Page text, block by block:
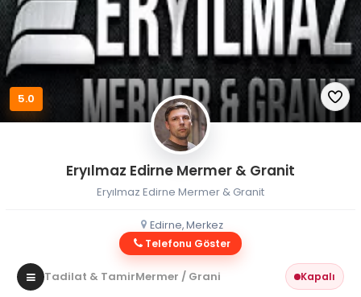
5.0
Eryılmaz Edirne Mermer & Granit
Eryılmaz Edirne Mermer & Granit
Edirne, Merkez
Telefonu Göster
Tadilat & TamirMermer / Granit Kapalı